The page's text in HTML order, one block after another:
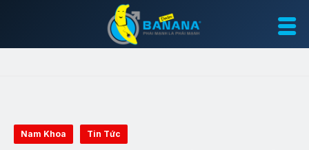
Nam Khoa Tin Tức